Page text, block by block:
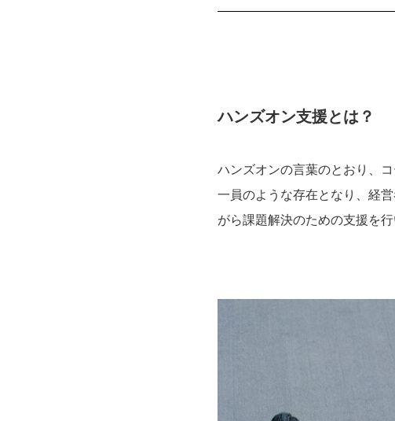
ハンズオン支援とは？
ハンズオンの言葉のとおり、
一員のような存在となり、経
がら課題解決のための支援を行